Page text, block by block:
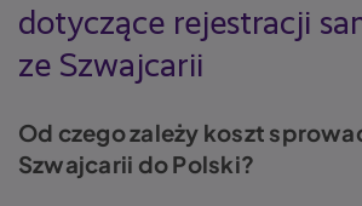
dotyczące rejestracji
ze Szwajcarii
Od czego zależy koszt
Szwajcarii do Polski?